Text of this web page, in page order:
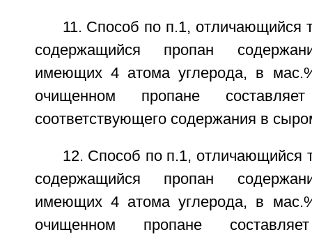
11. Способ по п.1, отличающийся
содержащийся пропан
имеющих 4 атома углерода, в
очищенном пропане
соответствующего содержания в
12. Способ по п.1, отличающийся
содержащийся пропан
имеющих 4 атома углерода, в
очищенном пропане